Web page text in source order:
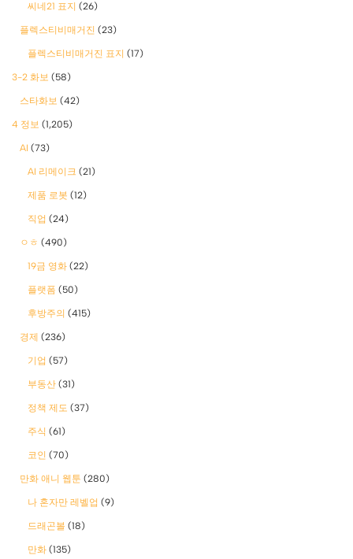
씨네21 표지 (26)
플렉스티비매거진 (23)
플렉스티비매거진 표지 (17)
3-2 화보 (58)
스타화보 (42)
4 정보 (1,205)
AI (73)
AI 리메이크 (21)
제품 로봇 (12)
직업 (24)
ㅇㅎ (490)
19금 영화 (22)
플랫폼 (50)
후방주의 (415)
경제 (236)
기업 (57)
부동산 (31)
정책 제도 (37)
주식 (61)
코인 (70)
만화 애니 웹툰 (280)
나 혼자만 레벨업 (9)
드래곤볼 (18)
만화 (135)